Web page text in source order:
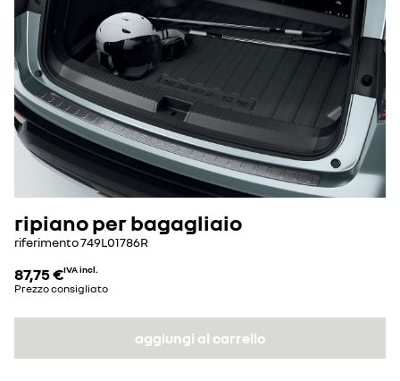
ripiano per bagagliaio
riferimento749L01786R
87,75 €IVA incl.
Prezzo consigliato
aggiungi al carrello